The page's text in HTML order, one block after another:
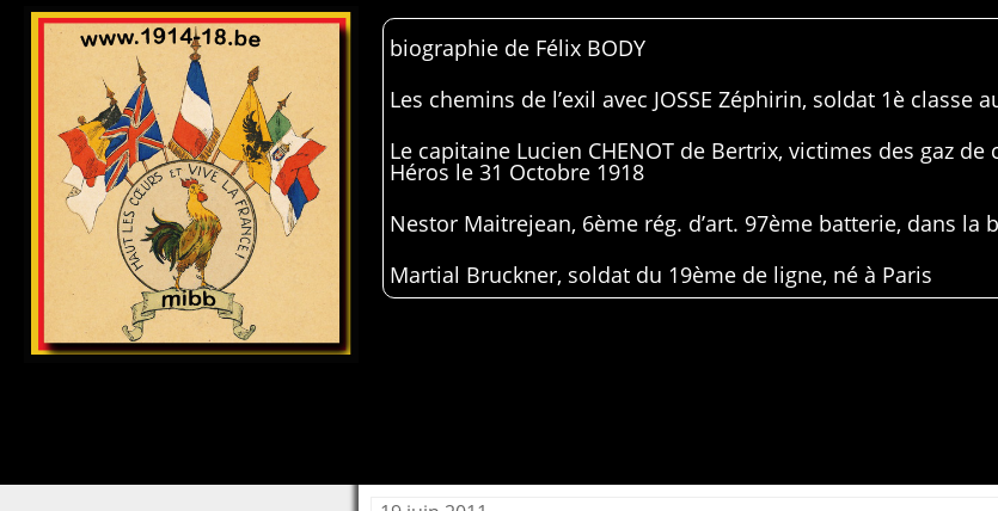
biographie de Félix BODY
Les chemins de l’exil avec JOSSE Zéphirin, soldat 1è classe
Le capitaine Lucien CHENOT de Bertrix, victimes des gaz de
Héros le 31 Octobre 1918
Nestor Maitrejean, 6ème rég. d’art. 97ème batterie, dans la
Martial Bruckner, soldat du 19ème de ligne, né à Paris